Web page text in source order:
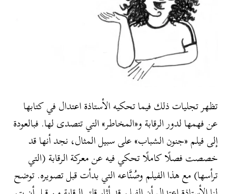
تظهر تجليات ذلك فيما تحكيه الأستاذة اعتدال في كتابها
عن فهمها لدور الرقابة و«المخاطر» التي تتصدى لها. فبالعودة
إلى فيلم «جنون الشباب» على سبيل المثال، نجد أنها قد
خصصت فصلًا كاملًا تحكي فيه عن معركة الرقابة (التي
ترأسها) مع هذا الفيلم وصُنَّاعه التي بدأت قبل تصويره. توضح